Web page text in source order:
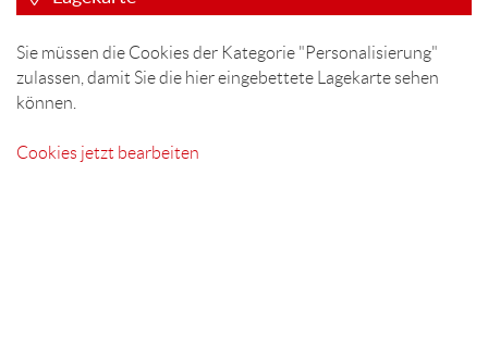
Sie müssen die Cookies der Kategorie "Personalisierung"
zulassen, damit Sie die hier eingebettete Lagekarte sehen
können.
Cookies jetzt bearbeiten